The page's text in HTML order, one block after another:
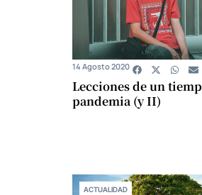
Lecciones de un
pandemia (y II)
14 Agosto 2020
ACTUALIDAD